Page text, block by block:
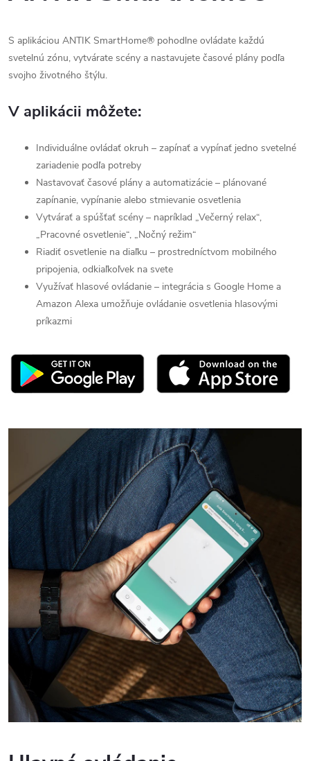
S aplikáciou ANTIK SmartHome® pohodlne ovládate každú
svetelnú zónu, vytvárate scény a nastavujete časové plány podľa
svojho životného štýlu.
V aplikácii môžete:
Individuálne ovládať okruh – zapínať a vypínať jedno svetelné
zariadenie podľa potreby
Nastavovať časové plány a automatizácie – plánované
zapínanie, vypínanie alebo stmievanie osvetlenia
Vytvárať a spúšťať scény – napríklad „Večerný relax“,
„Pracovné osvetlenie“, „Nočný režim“
Riadiť osvetlenie na diaľku – prostredníctvom mobilného
pripojenia, odkiaľkoľvek na svete
Využívať hlasové ovládanie – integrácia s Google Home a
Amazon Alexa umožňuje ovládanie osvetlenia hlasovými
príkazmi